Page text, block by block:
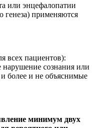
или энцефалопатии
генеза) применяются
всех пациентов):
нарушение сознания или
более и не объяснимые
минимум двух